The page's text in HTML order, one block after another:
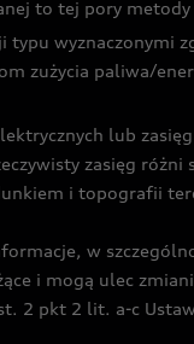
to tej pory metody
wyznaczonymi
zużycia paliwa/
lub
zasięg
i topografii
w
i mogą ulec
2 pkt 2 lit. a-c